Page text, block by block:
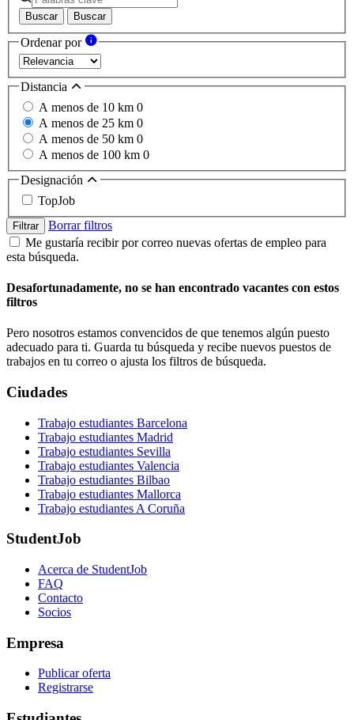
Buscar Buscar
Ordenar por
Distancia
A menos de 10 km 0
A menos de 25 km 0
A menos de 50 km 0
A menos de 100 km 0
Designación
TopJob
Filtrar
Borrar filtros
Me gustaría recibir por correo nuevas ofertas de empleo para
esta búsqueda.
Desafortunadamente, no se han encontrado vacantes con estos
filtros
Pero nosotros estamos convencidos de que tenemos algún puesto
adecuado para ti. Guarda tu búsqueda y recibe nuevos puestos de
trabajos en tu correo o ajusta los filtros de búsqueda.
Ciudades
Trabajo estudiantes Barcelona
Trabajo estudiantes Madrid
Trabajo estudiantes Sevilla
Trabajo estudiantes Valencia
Trabajo estudiantes Bilbao
Trabajo estudiantes Mallorca
Trabajo estudiantes A Coruña
StudentJob
Acerca de StudentJob
FAQ
Contacto
Socios
Empresa
Publicar oferta
Registrarse